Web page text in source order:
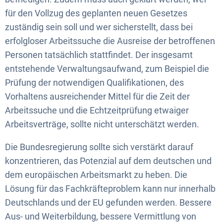
für den Vollzug des geplanten neuen Gesetzes
zuständig sein soll und wer sicherstellt, dass bei
erfolgloser Arbeitssuche die Ausreise der betroffenen
Personen tatsächlich stattfindet. Der insgesamt
entstehende Verwaltungsaufwand, zum Beispiel die
Prüfung der notwendigen Qualifikationen, des
Vorhaltens ausreichender Mittel für die Zeit der
Arbeitssuche und die Echtzeitprüfung etwaiger
Arbeitsverträge, sollte nicht unterschätzt werden.
Die Bundesregierung sollte sich verstärkt darauf
konzentrieren, das Potenzial auf dem deutschen und
dem europäischen Arbeitsmarkt zu heben. Die
Lösung für das Fachkräfteproblem kann nur innerhalb
Deutschlands und der EU gefunden werden. Bessere
Aus- und Weiterbildung, bessere Vermittlung von